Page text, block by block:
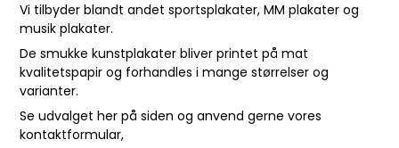
Vi tilbyder blandt andet sportsplakater, MM plakater og
musik plakater.
De smukke kunstplakater bliver printet på mat
kvalitetspapir og forhandles i mange størrelser og
varianter.
Se udvalget her på siden og anvend gerne vores
kontaktformular,